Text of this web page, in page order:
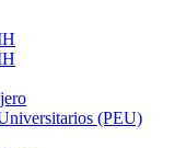
(PEU)